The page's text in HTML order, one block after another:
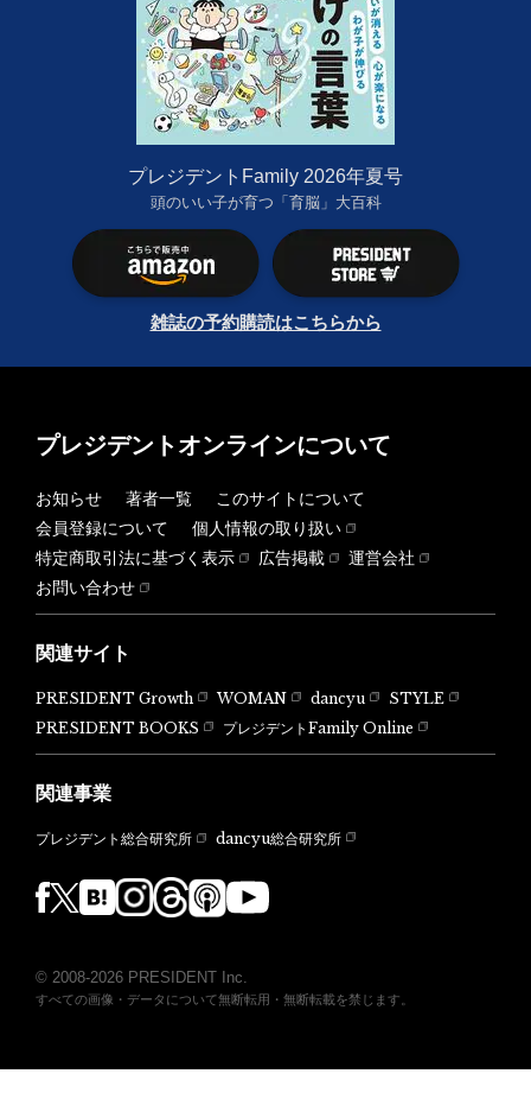
プレジデントFamily 2026年夏号
頭のいい子が育つ「育脳」大百科
雑誌の予約購読はこちらから
プレジデントオンラインについて
お知らせ 著者一覧
このサイトについて
会員登録について
個人情報の取り扱い
特定商取引法に基づく表示
広告掲載
運営会社
お問い合わせ
関連サイト
PRESIDENT Growth WOMAN dancyu
STYLE
PRESIDENT BOOKS
プレジデントFamily Online
関連事業
プレジデント総合研究所 dancyu総合研究所
© 2008-2026 PRESIDENT Inc.
すべての画像・データについて無断転用・無断転載を禁じます。